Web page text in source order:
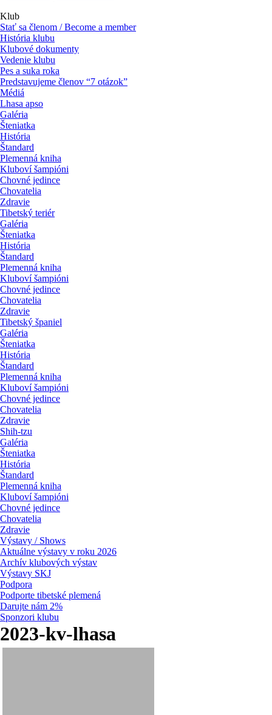
Klub
Stať sa členom / Become a member
História klubu
Klubové dokumenty
Vedenie klubu
Pes a suka roka
Predstavujeme členov “7 otázok”
Médiá
Lhasa apso
Galéria
Šteniatka
História
Štandard
Plemenná kniha
Kluboví šampióni
Chovné jedince
Chovatelia
Zdravie
Tibetský teriér
Galéria
Šteniatka
História
Štandard
Plemenná kniha
Kluboví šampióni
Chovné jedince
Chovatelia
Zdravie
Tibetský španiel
Galéria
Šteniatka
História
Štandard
Plemenná kniha
Kluboví šampióni
Chovné jedince
Chovatelia
Zdravie
Shih-tzu
Galéria
Šteniatka
História
Štandard
Plemenná kniha
Kluboví šampióni
Chovné jedince
Chovatelia
Zdravie
Výstavy / Shows
Aktuálne výstavy v roku 2026
Archív klubových výstav
Výstavy SKJ
Podpora
Podporte tibetské plemená
Darujte nám 2%
Sponzori klubu
2023-kv-lhasa